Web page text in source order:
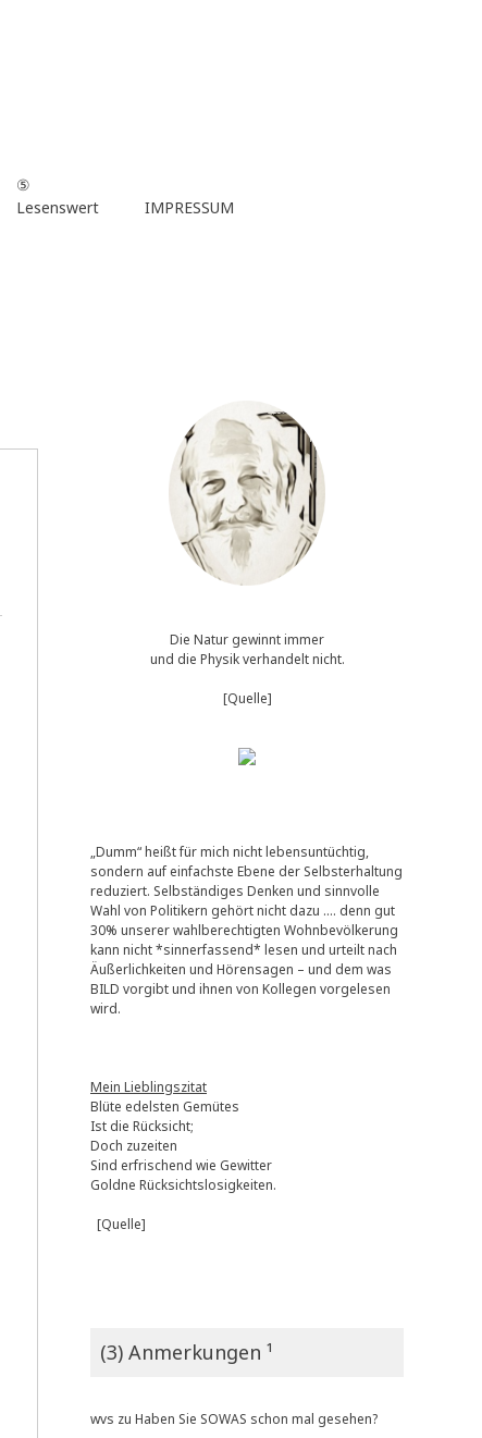
⑤
Lesenswert
IMPRESSUM
Die Natur gewinnt immer
und die Physik verhandelt nicht.
[Quelle]
„Dumm“ heißt für mich nicht lebensuntüchtig,
sondern auf einfachste Ebene der Selbsterhaltung
reduziert. Selbständiges Denken und sinnvolle
Wahl von Politikern gehört nicht dazu …. denn gut
30% unserer wahlberechtigten Wohnbevölkerung
kann nicht *sinnerfassend* lesen und urteilt nach
Äußerlichkeiten und Hörensagen – und dem was
BILD vorgibt und ihnen von Kollegen vorgelesen
wird.
Mein Lieblingszitat
Blüte edelsten Gemütes
Ist die Rücksicht;
Doch zuzeiten
Sind erfrischend wie Gewitter
Goldne Rücksichtslosigkeiten.
[Quelle]
(3) Anmerkungen ¹
wvs zu Haben Sie SOWAS schon mal gesehen?